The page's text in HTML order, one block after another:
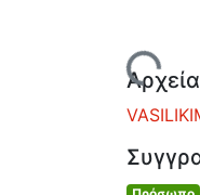
Αρχεία